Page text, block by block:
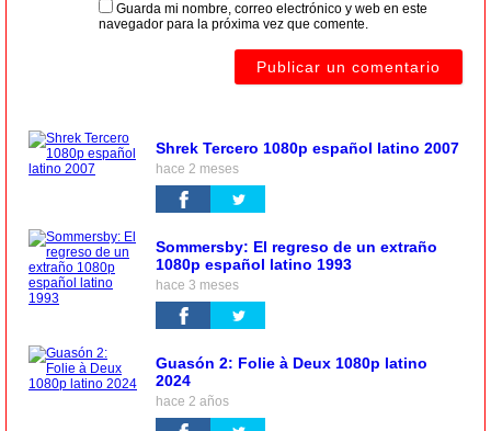
Guarda mi nombre, correo electrónico y web en este
navegador para la próxima vez que comente.
Shrek Tercero 1080p español latino 2007
hace 2 meses
Sommersby: El regreso de un extraño
1080p español latino 1993
hace 3 meses
Guasón 2: Folie à Deux 1080p latino
2024
hace 2 años